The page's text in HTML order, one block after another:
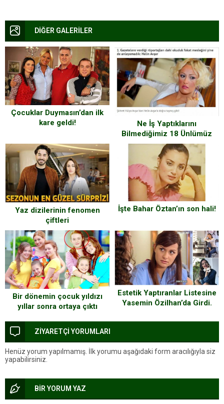
DİĞER GALERİLER
Çocuklar Duymasın’dan ilk
kare geldi!
Ne İş Yaptıklarını
Bilmediğimiz 18 Ünlümüz
Yaz dizilerinin fenomen
çiftleri
İşte Bahar Öztan’ın son hali!
Bir dönemin çocuk yıldızı
yıllar sonra ortaya çıktı
Estetik Yaptıranlar Listesine
Yasemin Özilhan’da Girdi.
ZİYARETÇİ YORUMLARI
Henüz yorum yapılmamış. İlk yorumu aşağıdaki form aracılığıyla siz
yapabilirsiniz.
BİR YORUM YAZ